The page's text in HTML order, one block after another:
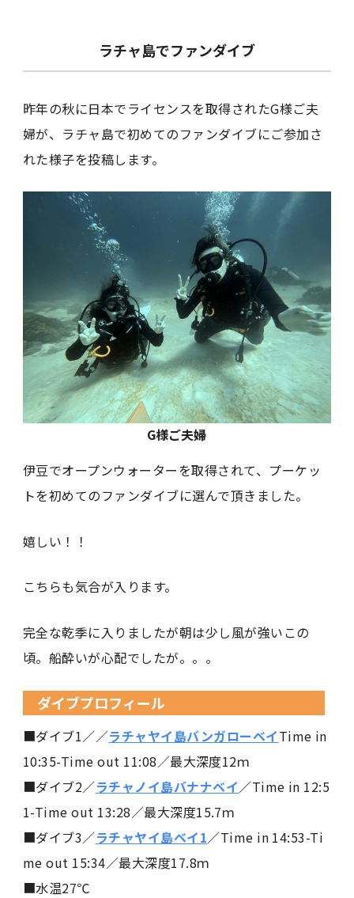
ラチャ島でファンダイブ
昨年の秋に日本でライセンスを取得されたG様ご夫
婦が、ラチャ島で初めてのファンダイブにご参加さ
れた様子を投稿します。
G様ご夫婦
伊豆でオープンウォーターを取得されて、プーケッ
トを初めてのファンダイブに選んで頂きました。
嬉しい！！
こちらも気合が入ります。
完全な乾季に入りましたが朝は少し風が強いこの
頃。船酔いが心配でしたが。。。
ダイブプロフィール
■ダイブ1／／ラチャヤイ島バンガローベイTime in
10:35-Time out 11:08／最大深度12ｍ
■ダイブ2／ラチャノイ島バナナベイ／Time in 12:5
1-Time out 13:28／最大深度15.7ｍ
■ダイブ3／ラチャヤイ島ベイ1／Time in 14:53-Ti
me out 15:34／最大深度17.8ｍ
■水温27℃